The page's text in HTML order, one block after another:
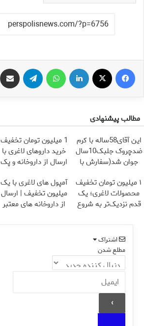
فیس بوک لینکدین تلگرام
مطالب پیشنهادی
این آقای58ساله با کرم
ضدچروک جلبک10سال
جوان شد(سفارش با
1 میلیون تومان تخفیف
خرید داروهای لاغری با
ارسال از داروخانه و پک
۱ میلیون تومان تخفیف
محصولات لاغری؛ یک
قدم نزدیک‌تر به شروع
آمپول های لاغری با یک
میلیون تخفیف | ارسال
از داروخانه های معتبر
اشتراک
مطلع شدن